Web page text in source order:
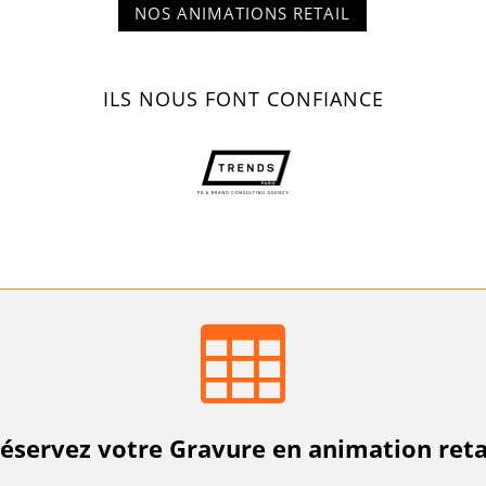
NOS ANIMATIONS RETAIL
ILS NOUS FONT CONFIANCE

votre Gravure en animation